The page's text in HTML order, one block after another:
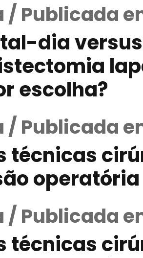
/ Publicada
dia
escolha?
Publicada
técnicas
Publicada
técnicas